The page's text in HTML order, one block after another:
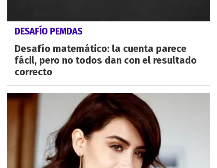
DESAFÍO PEMDAS
Desafío matemático: la cuenta parece
fácil, pero no todos dan con el resultado
correcto